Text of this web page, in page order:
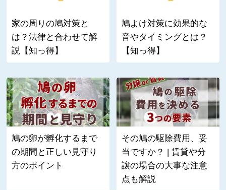
家の周りの鳩対策と
は？法律と合わせて解
説【知っ得】
鳩よけ対策に効果的な
音やタイミングとは？
【知っ得】
鳩の卵が孵化するまで
の期間と正しい見守り
方のポイント
その鳩の駆除費用、妥
当ですか？ | 賃貸や分
譲の場合の大事な注意
点も解説